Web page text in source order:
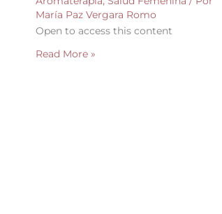
María Paz Vergara Romo
Open to access this content
Read More »